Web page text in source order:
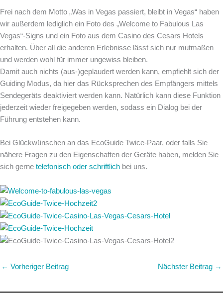
Frei nach dem Motto „Was in Vegas passiert, bleibt in Vegas“ haben
wir außerdem lediglich ein Foto des „Welcome to Fabulous Las
Vegas“-Signs und ein Foto aus dem Casino des Cesars Hotels
erhalten. Über all die anderen Erlebnisse lässt sich nur mutmaßen
und werden wohl für immer ungewiss bleiben.
Damit auch nichts (aus-)geplaudert werden kann, empfiehlt sich der
Guiding Modus, da hier das Rücksprechen des Empfängers mittels
Sendegeräts deaktiviert werden kann. Natürlich kann diese Funktion
jederzeit wieder freigegeben werden, sodass ein Dialog bei der
Führung entstehen kann.
Bei Glückwünschen an das EcoGuide Twice-Paar, oder falls Sie
nähere Fragen zu den Eigenschaften der Geräte haben, melden Sie
sich gerne telefonisch oder schriftlich bei uns.
← Vorheriger Beitrag Nächster Beitrag →